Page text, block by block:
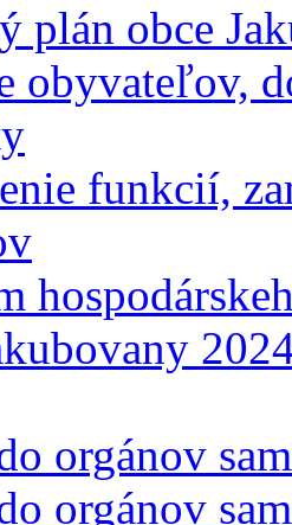
plán obce
obyvateľov,
funkcií,
orgánov
orgánov